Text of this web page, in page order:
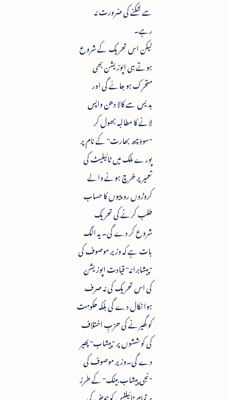
سے لٹکنے کی ضرورت نہ
رہے۔
لیکن اس تحریک کے شروع
ہوتے ہی اپوزیشن بھی
متحرک ہو جائے گی اور
بدیس سے کالا دھن واپس
لانے کا مطالبہ بھول کر
"سووَچھ بھارت" کے نام پر
پورے ملک میں ٹائیلیٹ کی
تعمیر پر خرچ ہونے والے
کروڑوں روپیوں کا حساب
طلب کرنے کی تحریک
شروع کر دے گی۔ یہ الگ
بات ہے کہ وزیر موصوف کی
"پیشابرانہ" قیادت اپوزیشن
کی اس تحریک کی نہ صرف
ہوا نکال دے گی بلکہ حکومت
کو گھیرنے کی حزبِ اختلاف
کی کوششوں پر "پیشاب" پھیر
دے گی۔وزیر موصوف کی
"نجی پیشاب بینک" کے طرز